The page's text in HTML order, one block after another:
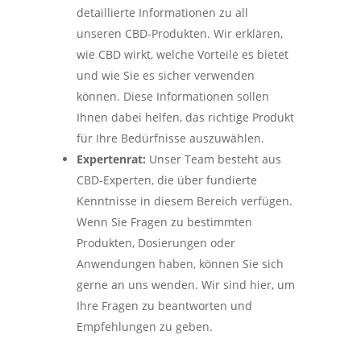
detaillierte Informationen zu all
unseren CBD-Produkten. Wir erklären,
wie CBD wirkt, welche Vorteile es bietet
und wie Sie es sicher verwenden
können. Diese Informationen sollen
Ihnen dabei helfen, das richtige Produkt
für Ihre Bedürfnisse auszuwählen.
Expertenrat: Unser Team besteht aus
CBD-Experten, die über fundierte
Kenntnisse in diesem Bereich verfügen.
Wenn Sie Fragen zu bestimmten
Produkten, Dosierungen oder
Anwendungen haben, können Sie sich
gerne an uns wenden. Wir sind hier, um
Ihre Fragen zu beantworten und
Empfehlungen zu geben.